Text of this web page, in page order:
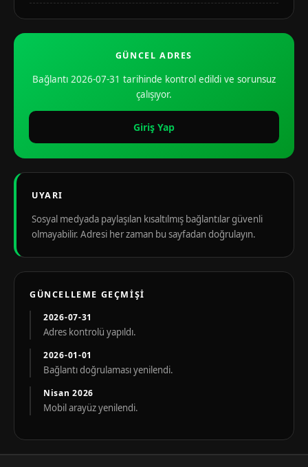
GÜNCEL ADRES
Bağlantı 2026-07-31 tarihinde kontrol edildi ve sorunsuz
çalışıyor.
Giriş Yap
UYARI
Sosyal medyada paylaşılan kısaltılmış bağlantılar güvenli
olmayabilir. Adresi her zaman bu sayfadan doğrulayın.
GÜNCELLEME GEÇMIŞI
2026-07-31
Adres kontrolü yapıldı.
2026-01-01
Bağlantı doğrulaması yenilendi.
Nisan 2026
Mobil arayüz yenilendi.